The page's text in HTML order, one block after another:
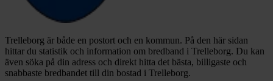
Trelleborg är både en postort och en kommun. På den här sidan
hittar du statistik och information om bredband i Trelleborg. Du kan
även söka på din adress och direkt hitta det bästa, billigaste och
snabbaste bredbandet till din bostad i Trelleborg.